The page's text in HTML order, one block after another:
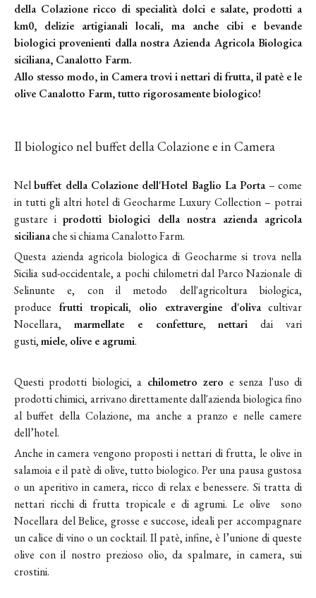
della Colazione ricco di specialità dolci e salate, prodotti a
km0, delizie artigianali locali, ma anche cibi e bevande
biologici provenienti dalla nostraAzienda Agricola Biologica
siciliana, Canalotto Farm.
Allo stesso modo, in Camera trovi i nettari di frutta, il patè e le
olive Canalotto Farm, tutto rigorosamente biologico!
Il biologico nel buffet della Colazione e in Camera
Nel buffet della Colazione dell'Hotel Baglio La Porta – come
in tutti gli altri hotel di Geocharme Luxury Collection – potrai
gustare i prodotti biologici della nostra azienda agricola
sicilianache si chiama Canalotto Farm.
Questa azienda agricola biologica di Geocharme si trova nella
Sicilia sud-occidentale, a pochi chilometri dal Parco Nazionale di
Selinunte e, con il metodo dell'agricoltura biologica,
produce frutti tropicali, olio extravergine d'oliva cultivar
Nocellara,
marmellate e confetture, nettari
dai vari
gusti,miele, olive e agrumi.
Questi prodotti biologici, a chilometro zero e senza l'uso di
prodotti chimici, arrivano direttamente dall'azienda biologica fino
al buffet della Colazione, ma anche a pranzo e nelle camere
dell’hotel.
Anche in camera vengono proposti i nettari di frutta, le olive in
salamoia e il patè di olive, tutto biologico. Per una pausa gustosa
o un aperitivo in camera, ricco di relax e benessere. Si tratta di
nettari ricchi di frutta tropicale e di agrumi. Le olive sono
Nocellara del Belice, grosse e succose, ideali per accompagnare
un calice di vino o un cocktail. Il patè, infine, è l’unione di queste
olive con il nostro prezioso olio, da spalmare, in camera, sui
crostini.